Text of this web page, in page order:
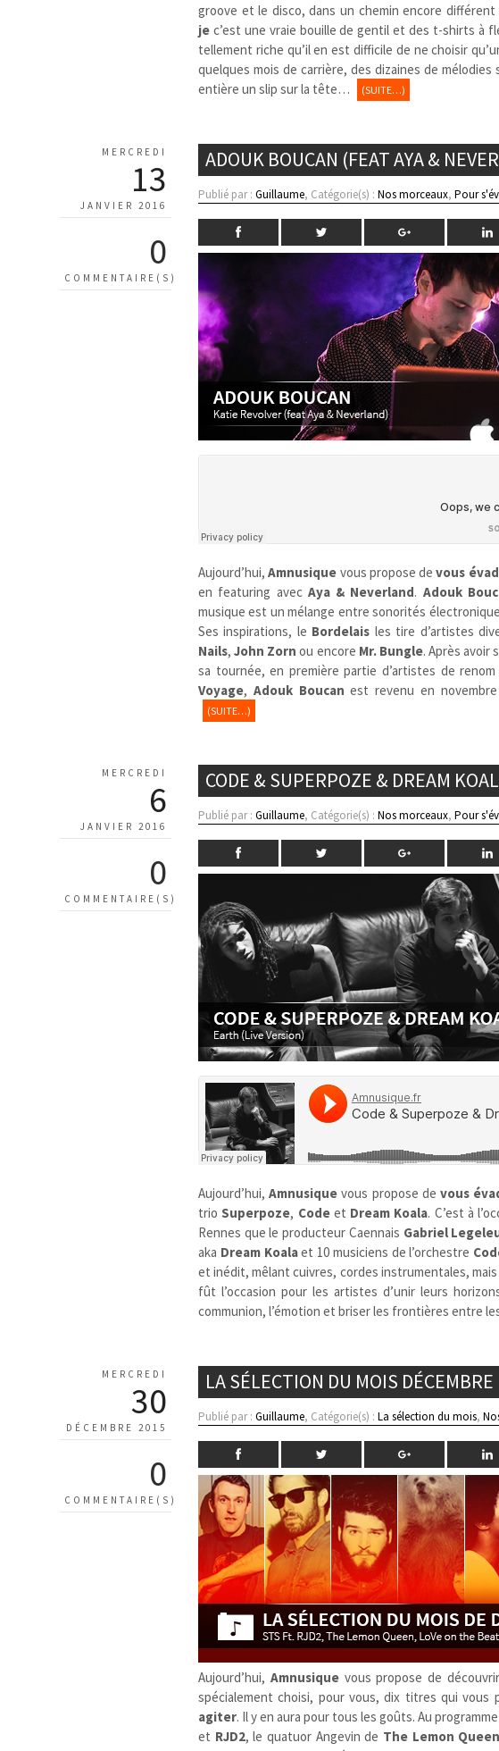
groove et le disco, dans un chemin encore
je c’est une vraie bouille de gentil et des t-shirts à
tellement riche qu’il en est difficile de ne choisir
quelques mois de carrière, des dizaines de
entière un slip sur la tête…
(SUITE…)
MERCREDI
13
JANVIER 2016
0
COMMENTAIRE(S)
ADOUK BOUCAN (FEAT AYA &
Publié par :Guillaume, Catégorie(s) :Nos morceaux,Pour
Aujourd’hui,Amnusique vous propose de vous
en featuring avec Aya & Neverland. Adouk
musique est un mélange entre sonorités
Ses inspirations, le Bordelais les tire d’artistes
Nails,John Zorn ou encore Mr. Bungle. Après avoir
sa tournée, en première partie d’artistes de
Voyage, Adouk Boucan est revenu en
(SUITE…)
MERCREDI
6
JANVIER 2016
0
COMMENTAIRE(S)
CODE & SUPERPOZE & DREAM
Publié par :Guillaume, Catégorie(s) :Nos morceaux,Pour
Aujourd’hui,Amnusique vous propose de vous
trioSuperpoze, Codeet Dream Koala. C’est à
Rennes que le producteur Caennais Gabriel
aka Dream Koalaet 10 musiciens de l’orchestre
et inédit, mêlant cuivres, cordes instrumentales,
fût l’occasion pour les artistes d’unir leurs
communion, l’émotion et briser les frontières entre
MERCREDI
30
DÉCEMBRE 2015
0
COMMENTAIRE(S)
LA SÉLECTION DU MOIS DÉCEMBRE
Publié par :Guillaume, Catégorie(s) :La sélection du mois,
Aujourd’hui, Amnusiquevous propose de
spécialement choisi, pour vous, dix titres qui vous
agiter. Il y en aura pour tous les goûts. Au
et RJD2, le quatuor Angevin de The Lemon Queen